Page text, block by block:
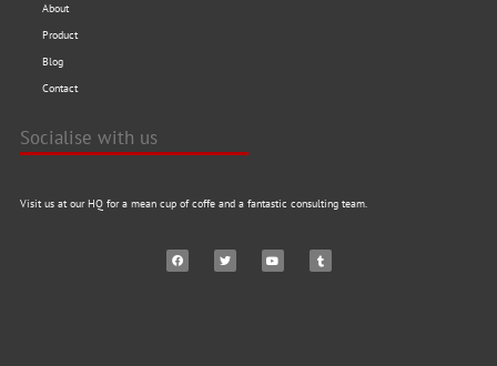
About
Product
Blog
Contact
Socialise with us
Visit us at our HQ for a mean cup of coffe and a fantastic consulting team.